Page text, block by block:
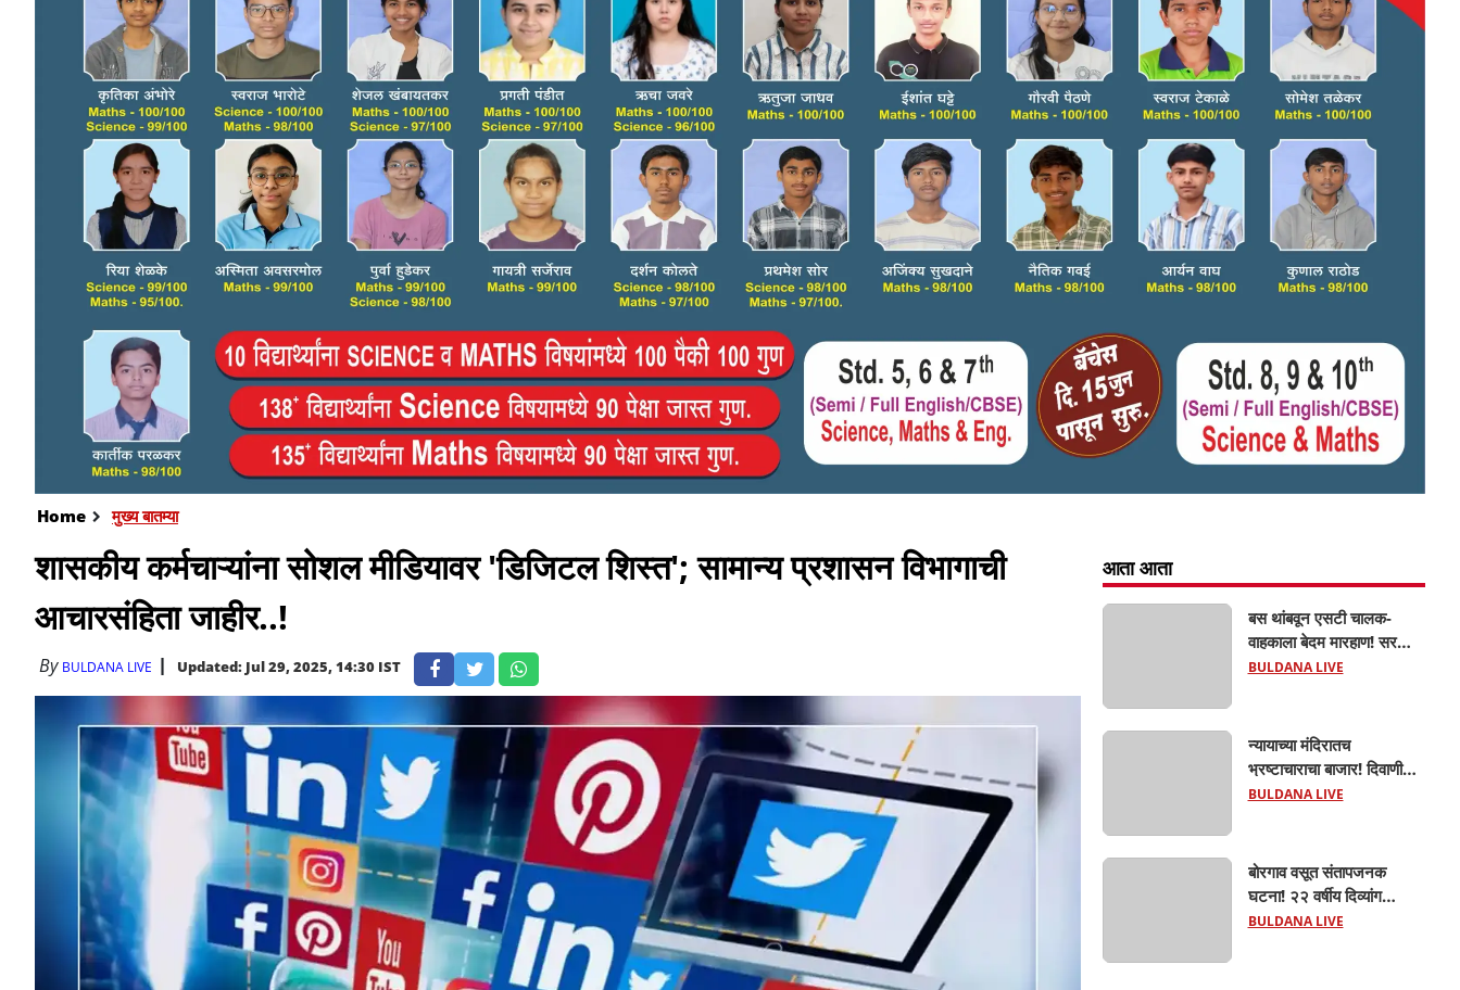
Home मुख्य बातम्या
शासकीय कर्मचाऱ्यांना सोशल मीडियावर 'डिजिटल शिस्त'; सामान्य प्रशासन विभागाची
आचारसंहिता जाहीर..!
By BULDANA LIVE Updated: Jul 29, 2025, 14:30 IST
आता आता
बस थांबवून एसटी चालक-
वाहकाला बेदम मारहाण! सरकारी
कामात अडथळा; प्रवाशांसमोर
क्षुल्लक कारणावरून संतापजनक
प्रकार;
BULDANA LIVE
न्यायाच्या मंदिरातच
भ्रष्टाचाराचा बाजार! दिवाणी
न्यायालयाचा बेलीफ १०
BULDANA LIVE
बोरगाव वसूत संतापजनक
घटना! २२ वर्षीय दिव्यांग
तरुणीवर लैंगिक अत्याचार;
BULDANA LIVE